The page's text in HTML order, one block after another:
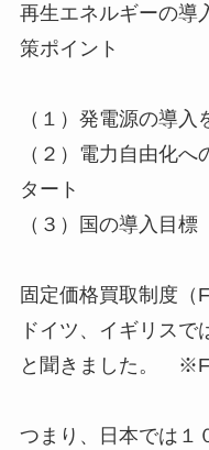
再生エネルギーの導
策ポイント
（１）発電源の導入
（２）電力自由化
タート
（３）国の導入目標
固定価格買取制度（
ドイツ、イギリス
と聞きました。
つまり、日本では１